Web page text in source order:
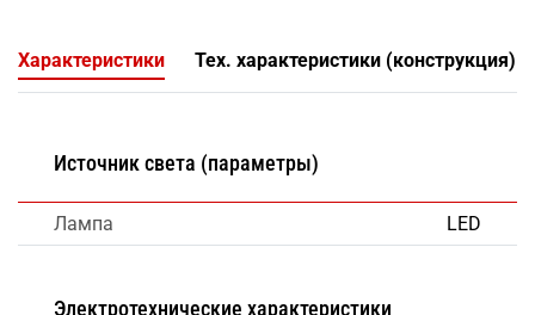
Характеристики Тех. характеристики (конструкция)
Источник света (параметры)
Лампа LED
Электротехнические характеристики